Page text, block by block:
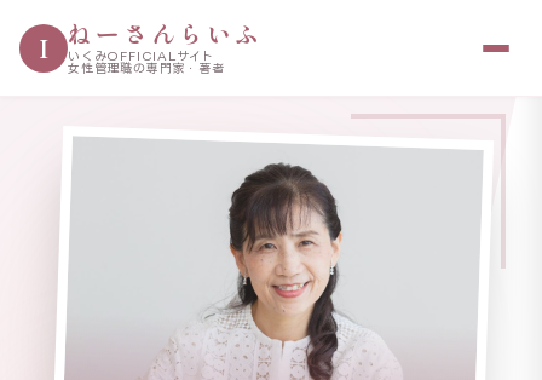
I ねーさんらいふ
いくみOFFICIALサイト
女性管理職の専門家・著者